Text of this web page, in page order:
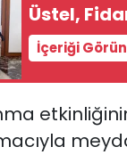
Üstel,
İçeriği